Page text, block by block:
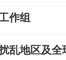
作组
乱地区及全